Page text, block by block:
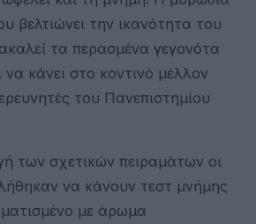
βελτιώνει την ικανότητα του
τα περασμένα γεγονότα
να κάνει στο κοντινό μέλλον
του Πανεπιστημίου
των σχετικών πειραμάτων οι
να κάνουν τεστ μνήμης
με άρωμα